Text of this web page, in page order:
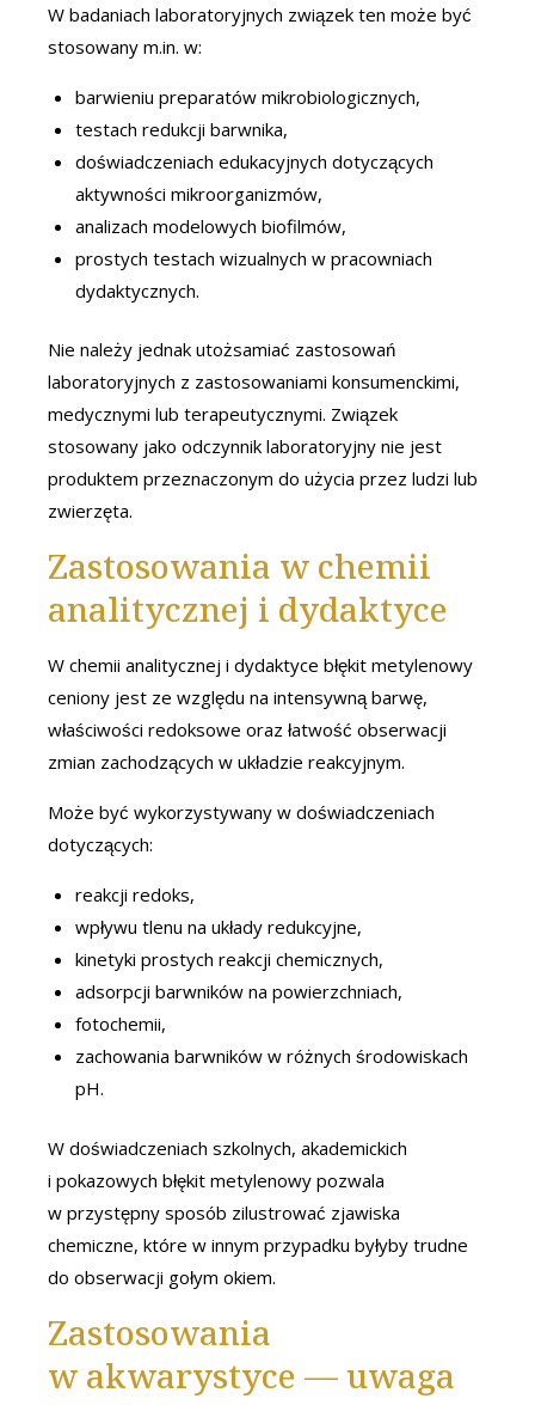
W badaniach laboratoryjnych związek ten może być
stosowany m.in. w:
barwieniu preparatów mikrobiologicznych,
testach redukcji barwnika,
doświadczeniach edukacyjnych dotyczących
aktywności mikroorganizmów,
analizach modelowych biofilmów,
prostych testach wizualnych w pracowniach
dydaktycznych.
Nie należy jednak utożsamiać zastosowań
laboratoryjnych z zastosowaniami konsumenckimi,
medycznymi lub terapeutycznymi. Związek
stosowany jako odczynnik laboratoryjny nie jest
produktem przeznaczonym do użycia przez ludzi lub
zwierzęta.
Zastosowania w chemii
analitycznej i dydaktyce
W chemii analitycznej i dydaktyce błękit metylenowy
ceniony jest ze względu na intensywną barwę,
właściwości redoksowe oraz łatwość obserwacji
zmian zachodzących w układzie reakcyjnym.
Może być wykorzystywany w doświadczeniach
dotyczących:
reakcji redoks,
wpływu tlenu na układy redukcyjne,
kinetyki prostych reakcji chemicznych,
adsorpcji barwników na powierzchniach,
fotochemii,
zachowania barwników w różnych środowiskach
pH.
W doświadczeniach szkolnych, akademickich
i pokazowych błękit metylenowy pozwala
w przystępny sposób zilustrować zjawiska
chemiczne, które w innym przypadku byłyby trudne
do obserwacji gołym okiem.
Zastosowania
w akwarystyce — uwaga